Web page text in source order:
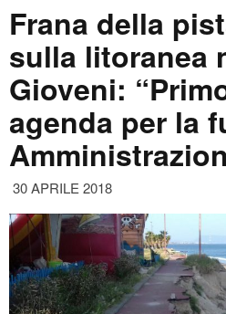
Frana della
sulla litoranea
Gioveni:
agenda per la
30 APRILE 2018